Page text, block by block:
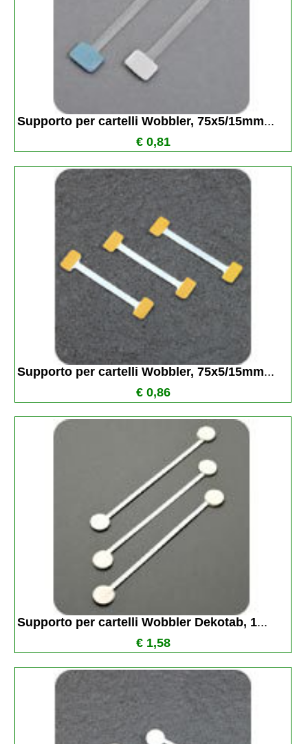
Supporto per cartelli Wobbler, 75x5/15mm...
€ 0,81
Supporto per cartelli Wobbler, 75x5/15mm...
€ 0,86
Supporto per cartelli Wobbler Dekotab, 1...
€ 1,58